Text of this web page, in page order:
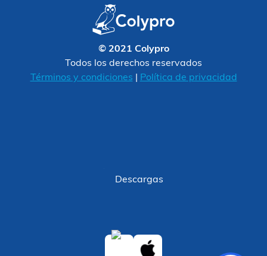
© 2021 Colypro
Todos los derechos reservados
Términos y condiciones
Política de privacidad
Descargas